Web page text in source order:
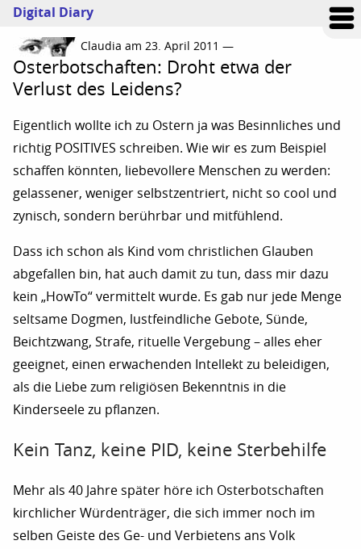
Digital Diary
Claudia am 23. April 2011 —
Osterbotschaften: Droht etwa der
Verlust des Leidens?
Eigentlich wollte ich zu Ostern ja was Besinnliches und
richtig POSITIVES schreiben. Wie wir es zum Beispiel
schaffen könnten, liebevollere Menschen zu werden:
gelassener, weniger selbstzentriert, nicht so cool und
zynisch, sondern berührbar und mitfühlend.
Dass ich schon als Kind vom christlichen Glauben
abgefallen bin, hat auch damit zu tun, dass mir dazu
kein „HowTo“ vermittelt wurde. Es gab nur jede Menge
seltsame Dogmen, lustfeindliche Gebote, Sünde,
Beichtzwang, Strafe, rituelle Vergebung – alles eher
geeignet, einen erwachenden Intellekt zu beleidigen,
als die Liebe zum religiösen Bekenntnis in die
Kinderseele zu pflanzen.
Kein Tanz, keine PID, keine Sterbehilfe
Mehr als 40 Jahre später höre ich Osterbotschaften
kirchlicher Würdenträger, die sich immer noch im
selben Geiste des Ge- und Verbietens ans Volk